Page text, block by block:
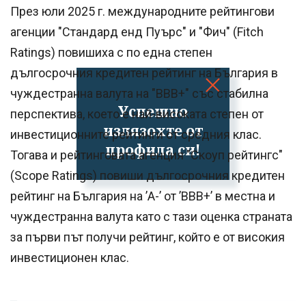
Успешно
излязохте от
профила си!
През юли 2025 г. международните рейтингови
агенции "Стандард енд Пуърс" и "Фич" (Fitch
Ratings) повишиха с по една степен
дългосрочния кредитен рейтинг на България в
чуждестранна валута на "BBB+" със стабилна
перспектива, което е най-високата степен от
инвестиционните рейтинги от средния клас.
Тогава и рейтинговата агенция "Скоуп рейтингс"
(Scope Ratings) повиши дългосрочния кредитен
рейтинг на България на ’A-’ от ’BBB+’ в местна и
чуждестранна валута като с тази оценка страната
за първи път получи рейтинг, който е от високия
инвестиционен клас.